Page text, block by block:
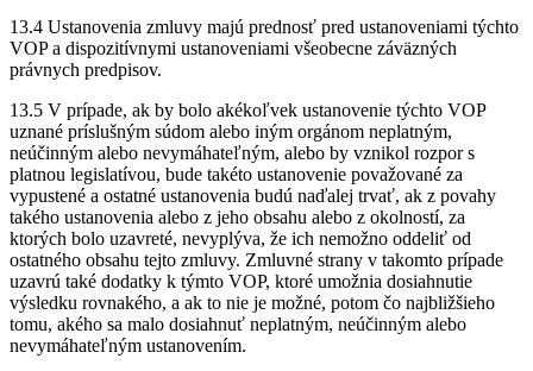
13.4 Ustanovenia zmluvy majú prednosť pred ustanoveniami týchto
VOP a dispozitívnymi ustanoveniami všeobecne záväzných
právnych predpisov.
13.5 V prípade, ak by bolo akékoľvek ustanovenie týchto VOP
uznané príslušným súdom alebo iným orgánom neplatným,
neúčinným alebo nevymáhateľným, alebo by vznikol rozpor s
platnou legislatívou, bude takéto ustanovenie považované za
vypustené a ostatné ustanovenia budú naďalej trvať, ak z povahy
takého ustanovenia alebo z jeho obsahu alebo z okolností, za
ktorých bolo uzavreté, nevyplýva, že ich nemožno oddeliť od
ostatného obsahu tejto zmluvy. Zmluvné strany v takomto prípade
uzavrú také dodatky k týmto VOP, ktoré umožnia dosiahnutie
výsledku rovnakého, a ak to nie je možné, potom čo najbližšieho
tomu, akého sa malo dosiahnuť neplatným, neúčinným alebo
nevymáhateľným ustanovením.